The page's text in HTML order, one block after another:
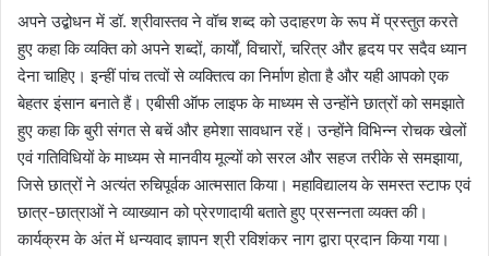
अपने उद्बोधन में डॉ. श्रीवास्तव ने वॉच शब्द को उदाहरण के रूप में प्रस्तुत करते
हुए कहा कि व्यक्ति को अपने शब्दों, कार्यों, विचारों, चरित्र और हृदय पर सदैव ध्यान
देना चाहिए। इन्हीं पांच तत्वों से व्यक्तित्व का निर्माण होता है और यही आपको एक
बेहतर इंसान बनाते हैं। एबीसी ऑफ लाइफ के माध्यम से उन्होंने छात्रों को समझाते
हुए कहा कि बुरी संगत से बचें और हमेशा सावधान रहें। उन्होंने विभिन्न रोचक खेलों
एवं गतिविधियों के माध्यम से मानवीय मूल्यों को सरल और सहज तरीके से समझाया,
जिसे छात्रों ने अत्यंत रुचिपूर्वक आत्मसात किया। महाविद्यालय के समस्त स्टाफ एवं
छात्र-छात्राओं ने व्याख्यान को प्रेरणादायी बताते हुए प्रसन्नता व्यक्त की।
कार्यक्रम के अंत में धन्यवाद ज्ञापन श्री रविशंकर नाग द्वारा प्रदान किया गया।